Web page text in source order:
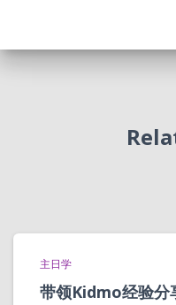
主日学
带领Kidmo经验分